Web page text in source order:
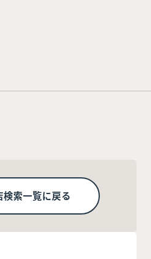
検索一覧に戻る